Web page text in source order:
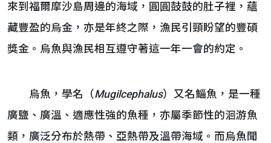
來到福爾摩沙島周邊的海域，圓圓鼓鼓的肚子裡，蘊
藏豐盈的烏金，亦是年終之際，漁民引頸盼望的豐碩
獎金。烏魚與漁民相互遵守著這一年一會的約定。
烏魚，學名（Mugilcephalus）又名鯔魚，是一種
廣鹽、廣溫、適應性強的魚種，亦屬季節性的洄游魚
類，廣泛分布於熱帶、亞熱帶及溫帶海域。而烏魚聞